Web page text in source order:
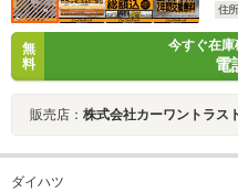
住所
無
料
今すぐ在
電
販売店： 株式会社カーワントラス
ダイハツ